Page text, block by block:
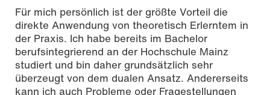
Für mich persönlich ist der größte Vorteil die
direkte Anwendung von theoretisch Erlerntem in
der Praxis. Ich habe bereits im Bachelor
berufsintegrierend an der Hochschule Mainz
studiert und bin daher grundsätzlich sehr
überzeugt von dem dualen Ansatz. Andererseits
kann ich auch Probleme oder Fragestellungen